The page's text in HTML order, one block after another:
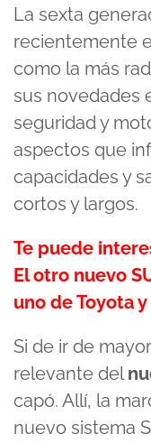
La sexta
recientemente
como la más
sus novedades
seguridad y
aspectos que
capacidades y
cortos y largos.
Te puede
El otro nuevo
uno de Toyota
Si de ir de
relevante del
capó. Allí, la
nuevo sistema